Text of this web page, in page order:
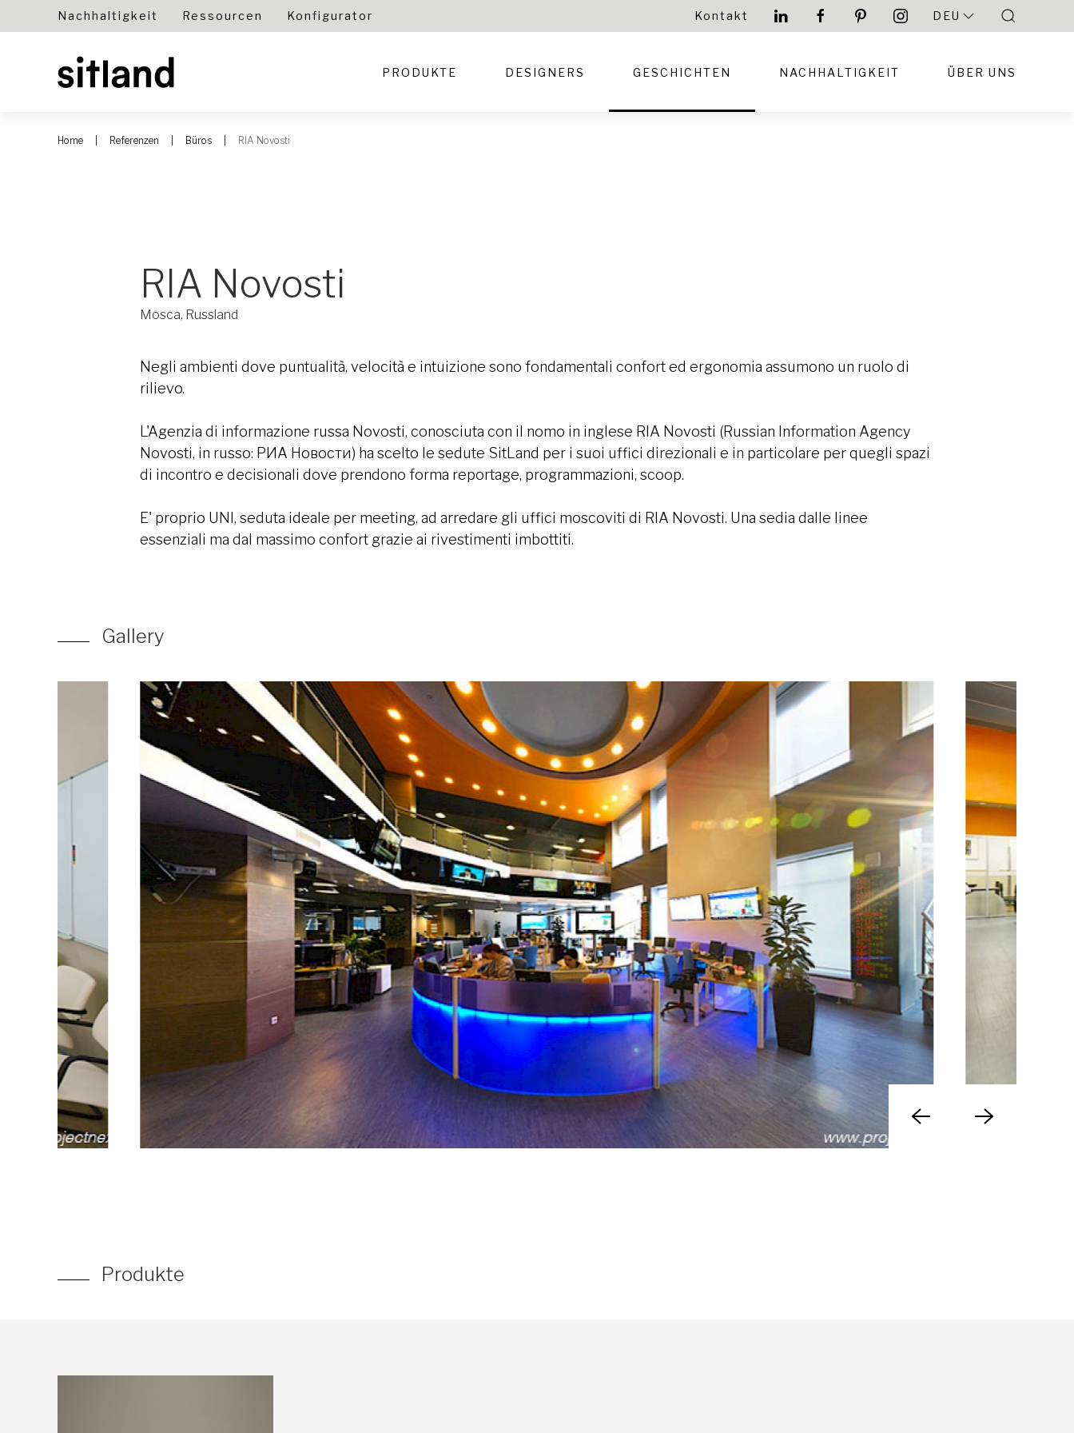
Nachhaltigkeit Ressourcen Konfigurator Kontakt DEU
PRODUKTE DESIGNERS GESCHICHTEN NACHHALTIGKEIT ÜBER UNS
Home Referenzen Büros RIA Novosti
RIA Novosti
Mosca, Russland
Negli ambienti dove puntualità, velocità e intuizione sono fondamentali confort ed ergonomia assumono un ruolo di
rilievo.
L'Agenzia di informazione russa Novosti, conosciuta con il nomo in inglese RIA Novosti (Russian Information Agency
Novosti, in russo: РИА Новости) ha scelto le sedute SitLand per i suoi uffici direzionali e in particolare per quegli spazi
di incontro e decisionali dove prendono forma reportage, programmazioni, scoop.
E' proprio UNI, seduta ideale per meeting, ad arredare gli uffici moscoviti di RIA Novosti. Una sedia dalle linee
essenziali ma dal massimo confort grazie ai rivestimenti imbottiti.
Gallery
Produkte